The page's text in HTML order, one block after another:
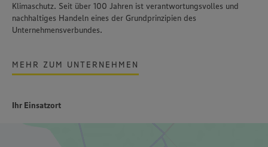
Klimaschutz. Seit über 100 Jahren ist verantwortungsvolles und
nachhaltiges Handeln eines der Grundprinzipien des
Unternehmensverbundes.
MEHR ZUM UNTERNEHMEN
Ihr Einsatzort